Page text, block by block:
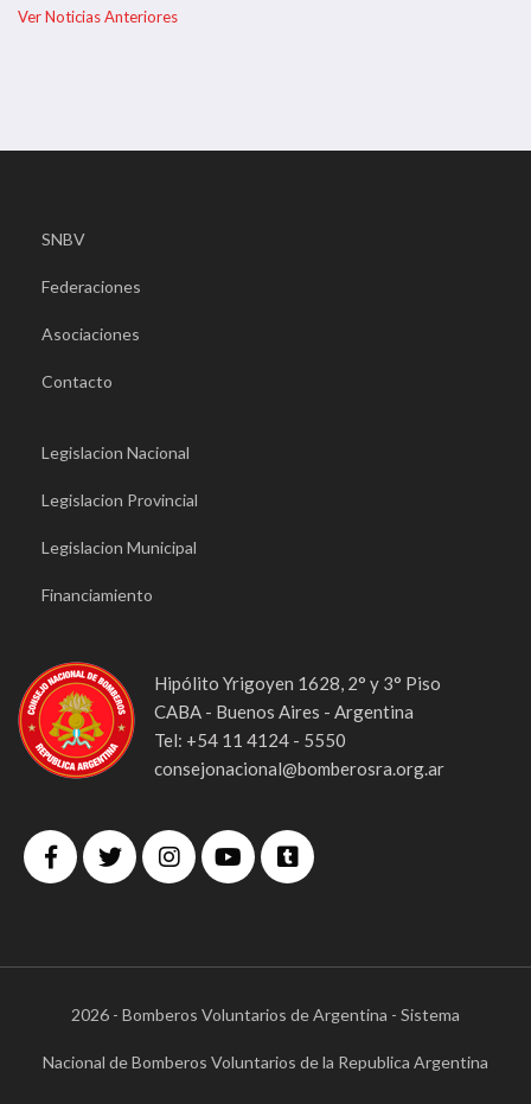
Ver Noticias Anteriores
SNBV
Federaciones
Asociaciones
Contacto
Legislacion Nacional
Legislacion Provincial
Legislacion Municipal
Financiamiento
Hipólito Yrigoyen 1628, 2° y 3° Piso
CABA - Buenos Aires - Argentina
Tel: +54 11 4124 - 5550
consejonacional@bomberosra.org.ar
2026 - Bomberos Voluntarios de Argentina - Sistema
Nacional de Bomberos Voluntarios de la Republica Argentina